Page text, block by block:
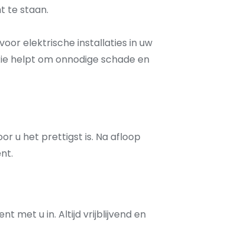
te staan.
elektrische installaties in uw
helpt om onnodige schade en
u het prettigst is. Na afloop
met u in. Altijd vrijblijvend en